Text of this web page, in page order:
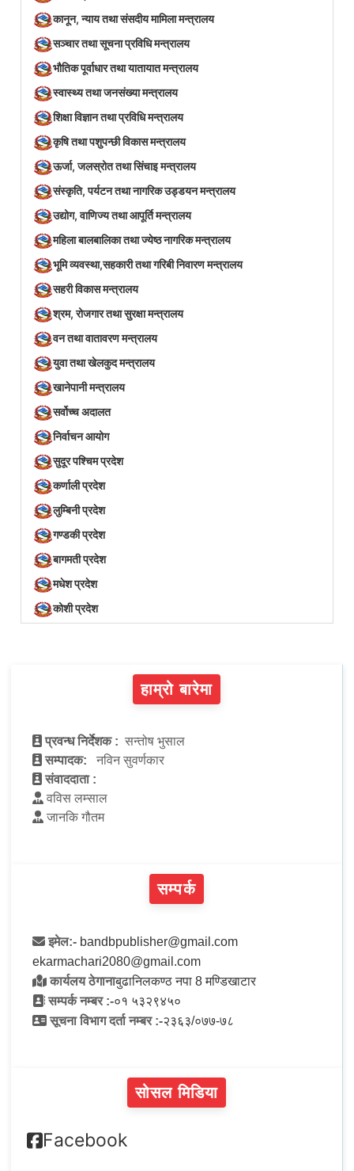
कानून, न्याय तथा संसदीय मामिला मन्त्रालय
सञ्‍चार तथा सूचना प्रविधि मन्त्रालय
भौतिक पूर्वाधार तथा यातायात मन्त्रालय
स्वास्थ्य तथा जनसंख्या मन्त्रालय
शिक्षा विज्ञान तथा प्रविधि मन्त्रालय
कृषि तथा पशुपन्छी विकास मन्त्रालय
ऊर्जा, जलस्रोत तथा सिंचाइ मन्त्रालय
संस्कृति, पर्यटन तथा नागरिक उड्डयन मन्त्रालय
उद्योग, वाणिज्य तथा आपूर्ति मन्त्रालय
महिला बालबालिका तथा ज्येष्ठ नागरिक मन्त्रालय
भूमि व्यवस्था,सहकारी तथा गरिबी निवारण मन्त्रालय
सहरी विकास मन्त्रालय
श्रम, रोजगार तथा सुरक्षा मन्त्रालय
वन तथा वातावरण मन्त्रालय
युवा तथा खेलकुद मन्त्रालय
खानेपानी मन्त्रालय
सर्वोच्च अदालत
निर्वाचन आयोग
सुदूर पश्चिम प्रदेश
कर्णाली प्रदेश
लुम्बिनी प्रदेश
गण्डकी प्रदेश
बागमती प्रदेश
मधेश प्रदेश
कोशी प्रदेश
हाम्रो बारेमा
प्रवन्ध निर्देशक : सन्तोष भुसाल
सम्पादक:
नविन सुवर्णकार
संवाददाता :
वविस लम्साल
जानकि गौतम
सम्पर्क
इमेल:- bandbpublisher@gmail.com
ekarmachari2080@gmail.com
कार्यलय ठेगानाबुढानिलकण्ठ नपा 8 मण्डिखाटार
सम्पर्क नम्बर :-०१ ५३२९४५०
सूचना विभाग दर्ता नम्बर :-२३६३/०७७-७८
सोसल मिडिया
Facebook